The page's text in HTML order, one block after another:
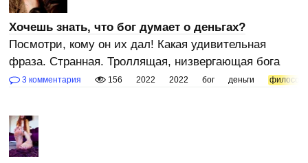
Хочешь знать, что бог думает о деньгах?
Посмотри, кому он их дал! Какая удивительная
фраза. Странная. Троллящая, низвергающая бога
3 комментария 156 2022 2022 бог деньги